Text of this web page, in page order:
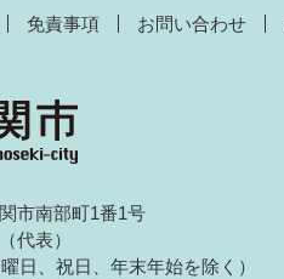
免責事項 お問い合わせ
市南部町1番1号
代表）
日、祝日、年末年始を除く）